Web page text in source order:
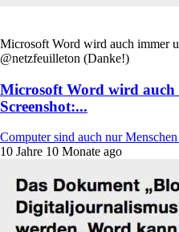
Microsoft Word wird auch immer
@netzfeuilleton (Danke!)
Microsoft Word wird auch
Screenshot:...
Computer sind auch nur
10 Jahre 10 Monate ago